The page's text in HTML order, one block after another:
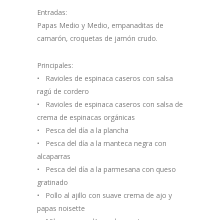
Entradas:
Papas Medio y Medio, empanaditas de
camarón, croquetas de jamón crudo.
Principales:
• Ravioles de espinaca caseros con salsa
ragú de cordero
• Ravioles de espinaca caseros con salsa de
crema de espinacas orgánicas
• Pesca del día a la plancha
• Pesca del día a la manteca negra con
alcaparras
• Pesca del día a la parmesana con queso
gratinado
• Pollo al ajillo con suave crema de ajo y
papas noisette